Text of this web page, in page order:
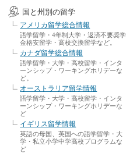
国と州別の留学
アメリカ留学総合情報
語学留学・4年制大学・返済不要奨学
金格安留学・高校交換留学など。
カナダ留学総合情報
語学留学・大学・高校留学・インタ
ーンシップ・ワーキングホリデーな
ど。
オーストラリア留学情報
語学留学・大学・高校留学・インタ
ーンシップ・ワーキングホリデーな
ど
イギリス留学情報
英語の母国、英国への語学留学・大
学・私立小学中学高校プログラムな
ど